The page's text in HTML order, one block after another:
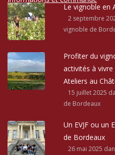
Le vignoble en
2 septembre
vignoble de
Profiter du
activités à
Ateliers au
15 juillet 2025
de Bordeaux
Un EVJF ou un
de Bordeaux
26 mai 2025